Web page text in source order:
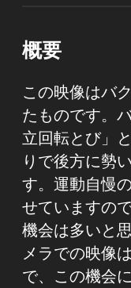
概要
この映像はバ
たものです。
立回転とび」
りで後方に勢
す。運動自慢
せていますの
機会は多いと
メラでの映像
で、この機会